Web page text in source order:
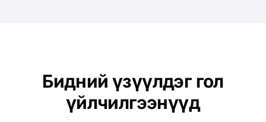
Бидний үзүүлдэг гол
үйлчилгээнүүд